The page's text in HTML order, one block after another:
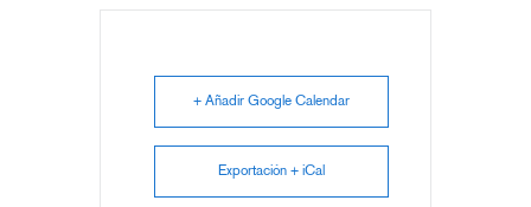
+ Añadir Google Calendar
Exportación + iCal